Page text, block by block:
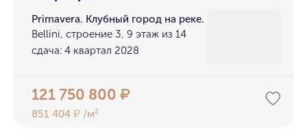
Primavera. Клубный город на реке.
Bellini, строение 3, 9 этаж из 14
сдача: 4 квартал 2028
121 750 800₽
851 404₽ /м²